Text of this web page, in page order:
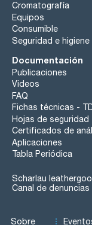
Cromatografía
Equipos
Consumible
Seguridad e higiene
Documentación
Publicaciones
Videos
FAQ
Fichas técnicas -
Hojas de seguridad
Certificados de
Aplicaciones
Tabla Periódica
Scharlau
Canal de denuncias
Sobre